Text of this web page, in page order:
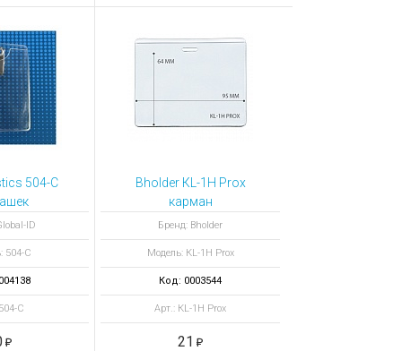
504-C
с
ID
504-C
C
Bholder КL-1H Prox
карман
Бренд: Bholder
Модель: КL-1H Prox
Код: 0003544
Арт.: КL-1H Prox
21